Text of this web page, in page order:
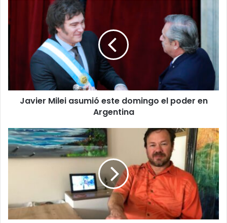
asumió
Argentina
Javier Milei asumió este domingo el poder en
Argentina
Federico
Cruz
comparecerá
diputados
que